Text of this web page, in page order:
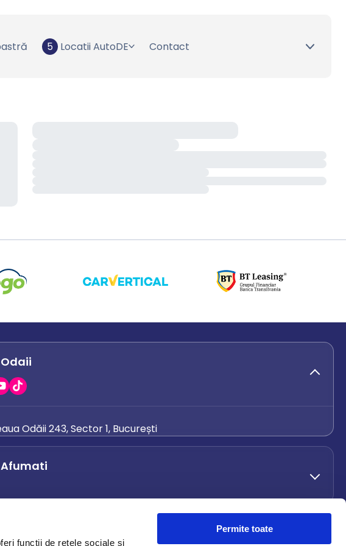
funcții de rețele sociale și
Permite toate
5 Locatii AutoDE Contact
Odăii 243, Sector 1, București
444 194
Afumati